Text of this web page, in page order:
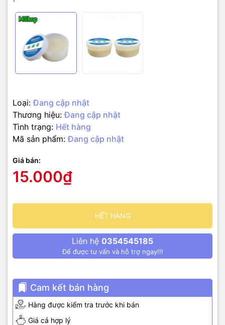
Loại: Đang cập nhật
Thương hiệu: Đang cập nhật
Tình trạng: Hết hàng
Mã sản phẩm: Đang cập nhật
Giá bán:
15.000₫
HẾT HÀNG
Liên hệ 0354545185
Để được tư vấn và hỗ trợ ngay!!!
Cam kết bán hàng
Hàng được kiểm tra trước khi bán
Giá cả hợp lý